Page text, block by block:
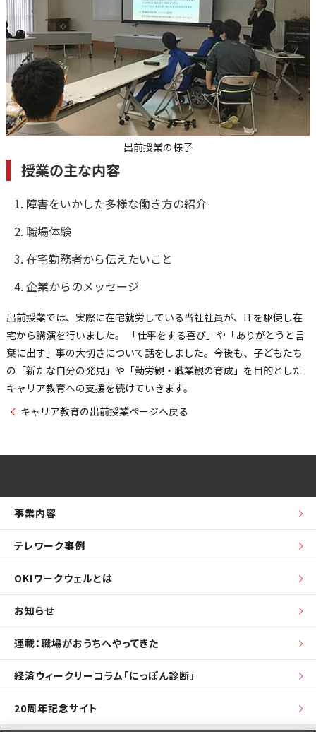
出前授業の様子
授業の主な内容
障害をいかした多様な働き方の紹介
職場体験
在宅勤務者から伝えたいこと
企業からのメッセージ
出前授業では、実際に在宅就労している当社社員が、ITを駆使し在
宅から講演を行いました。 「仕事をする喜び」や「ありがとうと言
葉に出す」事の大切さについて話をしました。今後も、子どもたち
の「新たな自分の発見」や「勤労観・職業観の育成」を目的とした
キャリア教育への支援を続けていきます。
キャリア教育の出前授業ページへ戻る
事業内容
テレワーク事例
OKIワークウェルとは
お知らせ
連載：職場がおうちへやってきた
経済ウィークリーコラム「にっぽん診断」
20周年記念サイト